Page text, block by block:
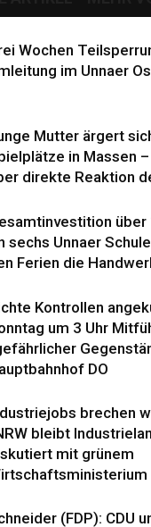
Wochen
im Unnaer
Mutter ärgert
in Massen
direkte Reaktion
über
sechs Unnaer
Ferien die
Kontrollen
um 3 Uhr
DO
brechen
bleibt
mit grünem
(FDP): CDU